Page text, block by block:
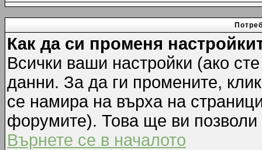
Как да си променя
Всички ваши настройки (ако
данни. За да ги промените,
се намира на върха на
форумите). Това ще ви позволи
Върнете се в началото